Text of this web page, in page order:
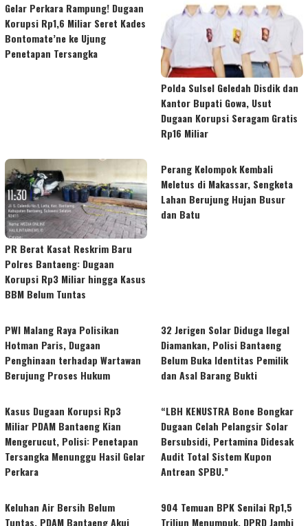
Gelar Perkara Rampung! Dugaan
Korupsi Rp1,6 Miliar Seret Kades
Bontomate’ne ke Ujung
Penetapan Tersangka
Polda Sulsel Geledah Disdik dan
Kantor Bupati Gowa, Usut
Dugaan Korupsi Seragam Gratis
Rp16 Miliar
PR Berat Kasat Reskrim Baru
Polres Bantaeng: Dugaan
Korupsi Rp3 Miliar hingga Kasus
BBM Belum Tuntas
Perang Kelompok Kembali
Meletus di Makassar, Sengketa
Lahan Berujung Hujan Busur
dan Batu
PWI Malang Raya Polisikan
Hotman Paris, Dugaan
Penghinaan terhadap Wartawan
Berujung Proses Hukum
32 Jerigen Solar Diduga Ilegal
Diamankan, Polisi Bantaeng
Belum Buka Identitas Pemilik
dan Asal Barang Bukti
Kasus Dugaan Korupsi Rp3
Miliar PDAM Bantaeng Kian
Mengerucut, Polisi: Penetapan
Tersangka Menunggu Hasil Gelar
Perkara
“LBH KENUSTRA Bone Bongkar
Dugaan Celah Pelangsir Solar
Bersubsidi, Pertamina Didesak
Audit Total Sistem Kupon
Antrean SPBU.”
Keluhan Air Bersih Belum
Tuntas, PDAM Bantaeng Akui
904 Temuan BPK Senilai Rp1,5
Triliun Menumpuk, DPRD Jambi